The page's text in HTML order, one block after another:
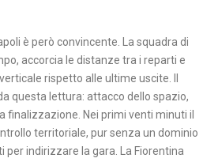
è però convincente. La squadra di
accorcia le distanze tra i reparti e
rispetto alle ultime uscite. Il
questa lettura: attacco dello spazio,
finalizzazione. Nei primi venti minuti il
territoriale, pur senza un dominio
per indirizzare la gara. La Fiorentina